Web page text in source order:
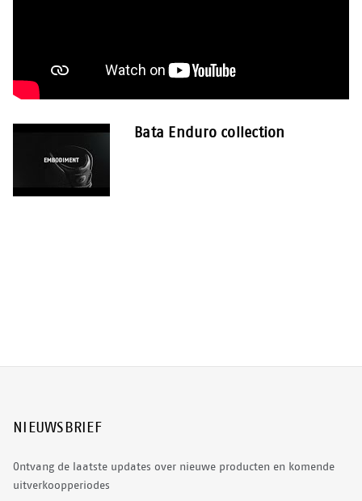
Bata Enduro collection
NIEUWSBRIEF
Ontvang de laatste updates over nieuwe producten en komende
uitverkoopperiodes